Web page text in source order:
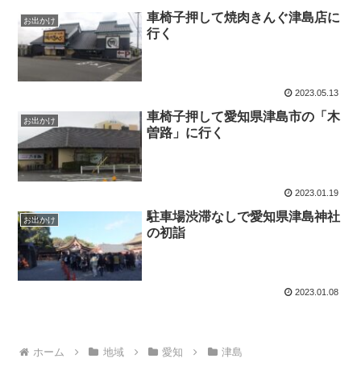
お出かけ
車椅子押して焼肉きんぐ津島店に
行く
2023.05.13
お出かけ
車椅子押して愛知県津島市の「木
曽路」に行く
2023.01.19
お出かけ
駐車場渋滞なしで愛知県津島神社
の初詣
2023.01.08
ホーム 地域 愛知 津島